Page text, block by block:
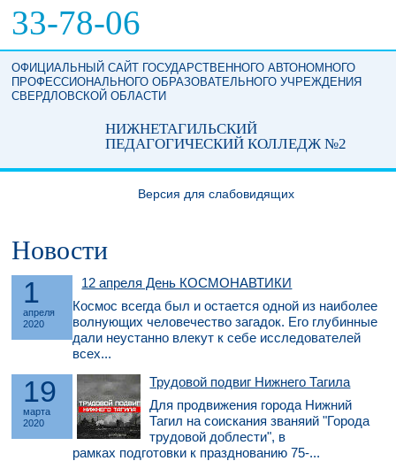
33-78-06
ОФИЦИАЛЬНЫЙ САЙТ ГОСУДАРСТВЕННОГО АВТОНОМНОГО
ПРОФЕССИОНАЛЬНОГО ОБРАЗОВАТЕЛЬНОГО УЧРЕЖДЕНИЯ
СВЕРДЛОВСКОЙ ОБЛАСТИ
НИЖНЕТАГИЛЬСКИЙ
ПЕДАГОГИЧЕСКИЙ КОЛЛЕДЖ №2
Версия для слабовидящих
Новости
1
апреля
2020
12 апреля День КОСМОНАВТИКИ
Космос всегда был и остается одной из наиболее
волнующих человечество загадок. Его глубинные
дали неустанно влекут к себе исследователей
всех...
19
марта
2020
Трудовой подвиг Нижнего Тагила
Для продвижения города Нижний
Тагил на соискания званяий "Города
трудовой доблести", в
рамках подготовки к празднованию 75-...